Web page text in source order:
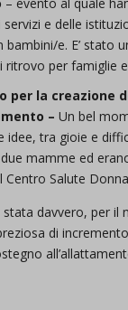
e delle
bambini/e. E’ stato
ritrovo per famiglie
per la creazione
–Un bel
idee, tra gioie e
mamme ed
Centro Salute Donna
stata davvero, per il
di